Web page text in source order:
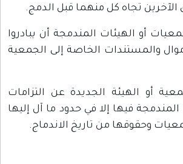
الآخرين تجاه كل منهما قبل الدمج.
أو الهيئات المندمجة أن يبادروا
والمستندات الخاصة إلى الجمعية
أو الهيئة الجديدة عن التزامات
المندمجة فيها إلا في حدود ما آل إليها
وحقوقها من تاريخ الاندماج.